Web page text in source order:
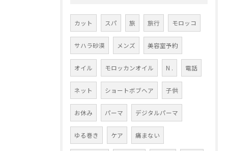
カット スパ 旅 旅行 モロッコ
サハラ砂漠 メンズ 美容室予約
オイル モロッカンオイル N . 電話
ネット ショートボブヘア 子供
お休み パーマ デジタルパーマ
ゆる巻き ケア 痛まない